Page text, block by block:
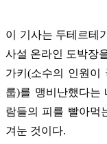
이 기사는 두테르테
사설 온라인 도박장
가키(소수의 인원이
룹)를 맹비난했다는
람들의 피를 빨아먹
겨눈 것이다.